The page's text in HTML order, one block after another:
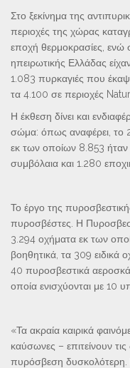
Στο ξεκίνημα της
περιοχές της χώρας
εποχή θερμοκρασίες, ενώ
ηπειρωτικής Ελλάδας
1.083 πυρκαγιές που
τα 4.100 σε περιοχές
Η έκθεση δίνει και
σώμα: όπως αναφέρει, το
εκ των οποίων 8.853 ήταν
συμβόλαια και 1.280
Το έργο της
πυροσβέστες. Η
3.294 οχήματα εκ των
βοηθητικά, τα 309 ειδικά
40 πυροσβεστικά
οποία ενισχύονται με 10
«Τα ακραία καιρικά
καύσωνες – επιτείνουν
πυρόσβεση